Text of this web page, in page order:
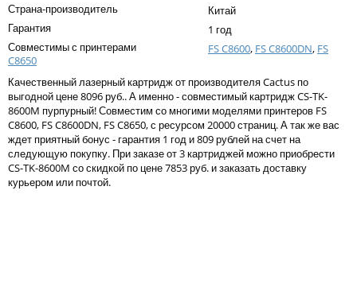
Sharp
Toshiba
Xerox
Для франкировальной машины
Ленточные картриджи
Тонер и девелопер
Страна-производитель
Китай
Гарантия
1 год
Совместимы с принтерами
FS C8600, FS C8600DN, FS
C8650
Качественный лазерный картридж от производителя Cactus по
выгодной цене 8096 руб.. А именно - совместимый картридж CS-TK-
8600M пурпурный! Совместим со многими моделями принтеров FS
C8600, FS C8600DN, FS C8650, с ресурсом 20000 страниц. А так же вас
ждет приятный бонус - гарантия 1 год и 809 рублей на счет на
следующую покупку. При заказе от 3 картриджей можно приобрести
CS-TK-8600M со скидкой по цене 7853 руб. и заказать доставку
курьером или почтой.